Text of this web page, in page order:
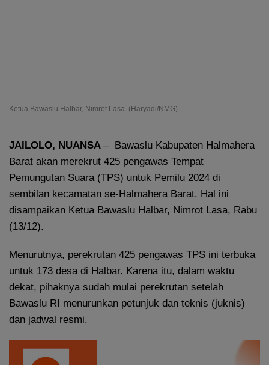
Ketua Bawaslu Halbar, Nimrot Lasa. (Haryadi/NMG)
JAILOLO, NUANSA – Bawaslu Kabupaten Halmahera
Barat akan merekrut 425 pengawas Tempat
Pemungutan Suara (TPS) untuk Pemilu 2024 di
sembilan kecamatan se-Halmahera Barat. Hal ini
disampaikan Ketua Bawaslu Halbar, Nimrot Lasa, Rabu
(13/12).
Menurutnya, perekrutan 425 pengawas TPS ini terbuka
untuk 173 desa di Halbar. Karena itu, dalam waktu
dekat, pihaknya sudah mulai perekrutan setelah
Bawaslu RI menurunkan petunjuk dan teknis (juknis)
dan jadwal resmi.